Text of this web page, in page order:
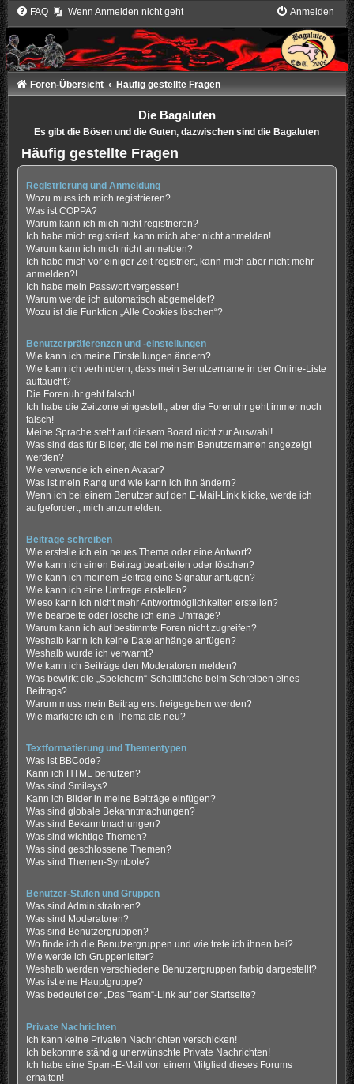
FAQ Wenn Anmelden nicht geht Anmelden
Foren-Übersicht Häufig gestellte Fragen
Die Bagaluten
Es gibt die Bösen und die Guten, dazwischen sind die Bagaluten
Häufig gestellte Fragen
Registrierung und Anmeldung
Wozu muss ich mich registrieren?
Was ist COPPA?
Warum kann ich mich nicht registrieren?
Ich habe mich registriert, kann mich aber nicht anmelden!
Warum kann ich mich nicht anmelden?
Ich habe mich vor einiger Zeit registriert, kann mich aber nicht mehr
anmelden?!
Ich habe mein Passwort vergessen!
Warum werde ich automatisch abgemeldet?
Wozu ist die Funktion „Alle Cookies löschen“?
Benutzerpräferenzen und -einstellungen
Wie kann ich meine Einstellungen ändern?
Wie kann ich verhindern, dass mein Benutzername in der Online-Liste
auftaucht?
Die Forenuhr geht falsch!
Ich habe die Zeitzone eingestellt, aber die Forenuhr geht immer noch
falsch!
Meine Sprache steht auf diesem Board nicht zur Auswahl!
Was sind das für Bilder, die bei meinem Benutzernamen angezeigt
werden?
Wie verwende ich einen Avatar?
Was ist mein Rang und wie kann ich ihn ändern?
Wenn ich bei einem Benutzer auf den E-Mail-Link klicke, werde ich
aufgefordert, mich anzumelden.
Beiträge schreiben
Wie erstelle ich ein neues Thema oder eine Antwort?
Wie kann ich einen Beitrag bearbeiten oder löschen?
Wie kann ich meinem Beitrag eine Signatur anfügen?
Wie kann ich eine Umfrage erstellen?
Wieso kann ich nicht mehr Antwortmöglichkeiten erstellen?
Wie bearbeite oder lösche ich eine Umfrage?
Warum kann ich auf bestimmte Foren nicht zugreifen?
Weshalb kann ich keine Dateianhänge anfügen?
Weshalb wurde ich verwarnt?
Wie kann ich Beiträge den Moderatoren melden?
Was bewirkt die „Speichern“-Schaltfläche beim Schreiben eines
Beitrags?
Warum muss mein Beitrag erst freigegeben werden?
Wie markiere ich ein Thema als neu?
Textformatierung und Thementypen
Was ist BBCode?
Kann ich HTML benutzen?
Was sind Smileys?
Kann ich Bilder in meine Beiträge einfügen?
Was sind globale Bekanntmachungen?
Was sind Bekanntmachungen?
Was sind wichtige Themen?
Was sind geschlossene Themen?
Was sind Themen-Symbole?
Benutzer-Stufen und Gruppen
Was sind Administratoren?
Was sind Moderatoren?
Was sind Benutzergruppen?
Wo finde ich die Benutzergruppen und wie trete ich ihnen bei?
Wie werde ich Gruppenleiter?
Weshalb werden verschiedene Benutzergruppen farbig dargestellt?
Was ist eine Hauptgruppe?
Was bedeutet der „Das Team“-Link auf der Startseite?
Private Nachrichten
Ich kann keine Privaten Nachrichten verschicken!
Ich bekomme ständig unerwünschte Private Nachrichten!
Ich habe eine Spam-E-Mail von einem Mitglied dieses Forums
erhalten!